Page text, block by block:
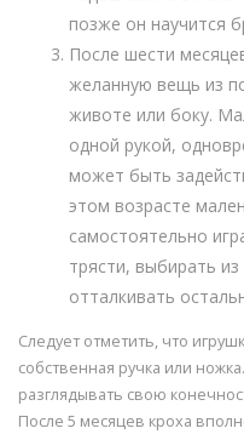
позже он научится
После шести
желанную вещь из
животе или боку.
одной рукой,
может быть
этом возрасте
самостоятельно
трясти, выбирать
отталкивать
Следует отметить, что
собственная ручка или
разглядывать свою
После 5 месяцев кроха